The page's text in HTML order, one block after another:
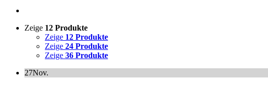
Zeige 12 Produkte
Zeige 12 Produkte
Zeige 24 Produkte
Zeige 36 Produkte
27Nov.